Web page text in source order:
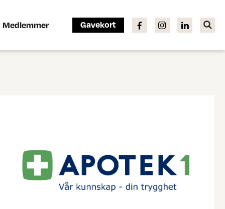
Medlemmer Gavekort